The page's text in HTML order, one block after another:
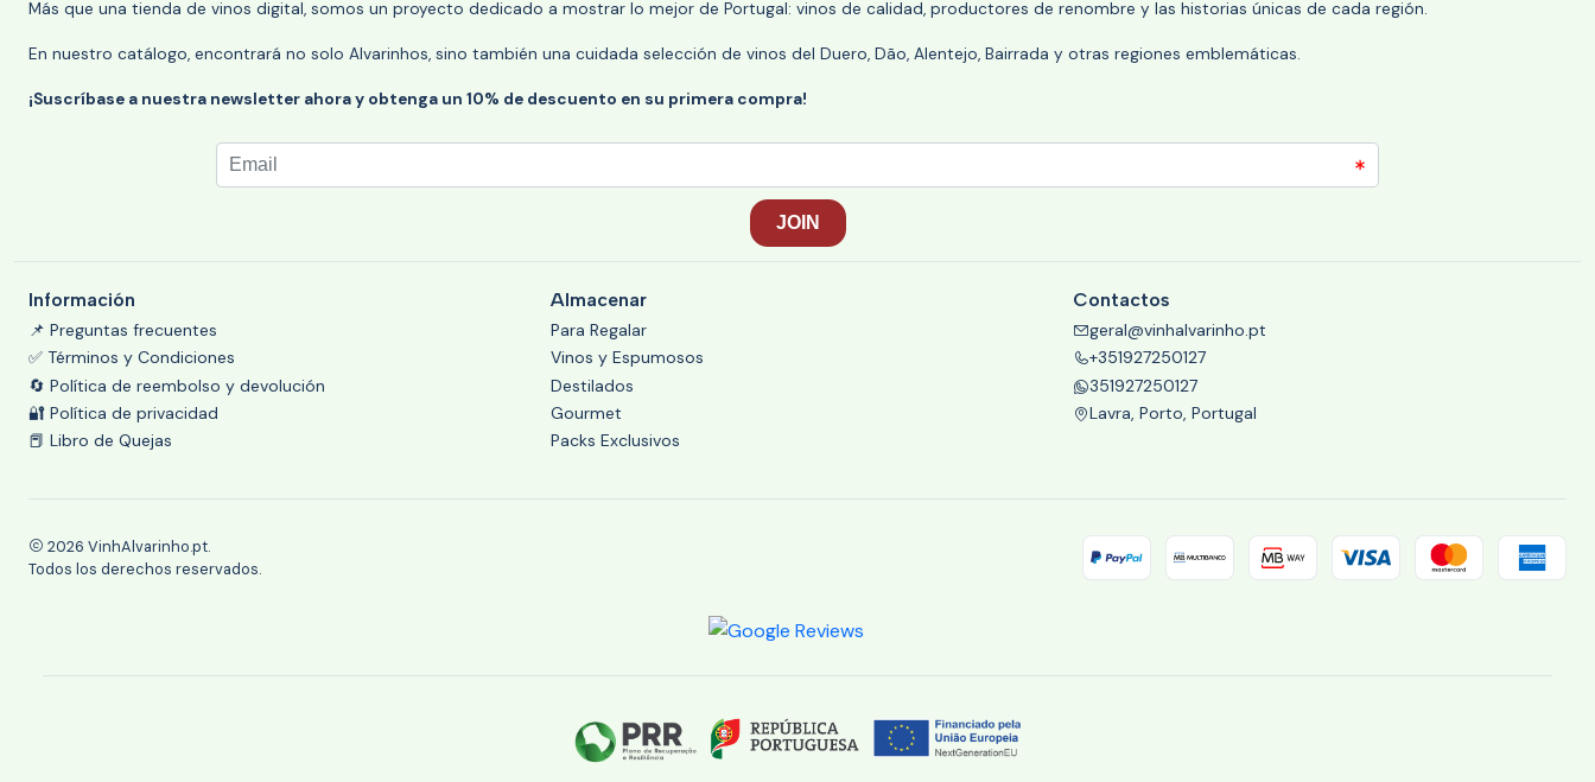
Más que una tienda de vinos digital, somos un proyecto dedicado a mostrar lo mejor de Portugal: vinos de calidad, productores de renombre y las historias únicas de cada región.
En nuestro catálogo, encontrará no solo Alvarinhos, sino también una cuidada selección de vinos del Duero, Dão, Alentejo, Bairrada y otras regiones emblemáticas.
¡Suscríbase a nuestra newsletter ahora y obtenga un 10% de descuento en su primera compra!
Información
📌 Preguntas frecuentes
✅ Términos y Condiciones
🔄 Política de reembolso y devolución
🔐 Política de privacidad
📕 Libro de Quejas
Almacenar
Para Regalar
Vinos y Espumosos
Destilados
Gourmet
Packs Exclusivos
Contactos
geral@vinhalvarinho.pt
+351927250127
351927250127
Lavra, Porto, Portugal
2026 VinhAlvarinho.pt.
Todos los derechos reservados.